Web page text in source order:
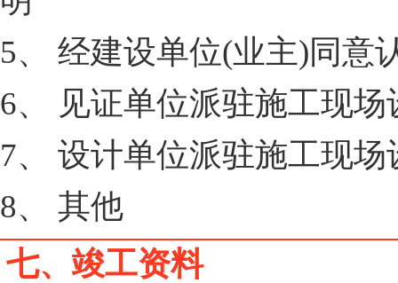
5、 经建设单位(业主)同意
6、 见证单位派驻施工现
7、 设计单位派驻施工现
8、 其他
七、竣工资料